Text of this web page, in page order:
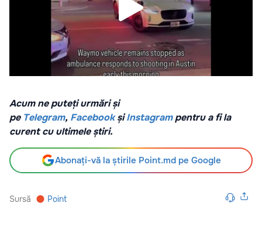
Acum ne puteți urmări și
pe Telegram, Facebook șiInstagrampentru a fi la
curent cu ultimele știri.
Abonați-vă la știrile Point.md pe Google
Sursă Point